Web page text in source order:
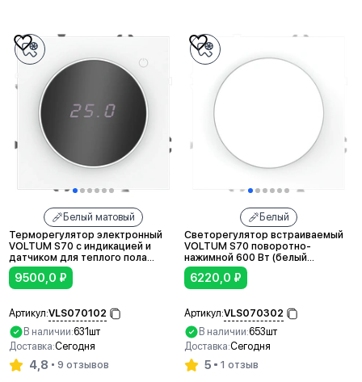
Белый матовый
Терморегулятор электронный
VOLTUM S70 с индикацией и
датчиком для теплого пола
(белый матовый)
9500,0 ₽
Артикул:VLS070102
В наличии:631шт
Доставка:Сегодня
4,8 9 отзывов
Белый
Светорегулятор встраиваемый
VOLTUM S70 поворотно-
нажимной 600 Вт (белый
матовый)
6220,0 ₽
Артикул:VLS070302
В наличии:653шт
Доставка:Сегодня
5 1 отзыв